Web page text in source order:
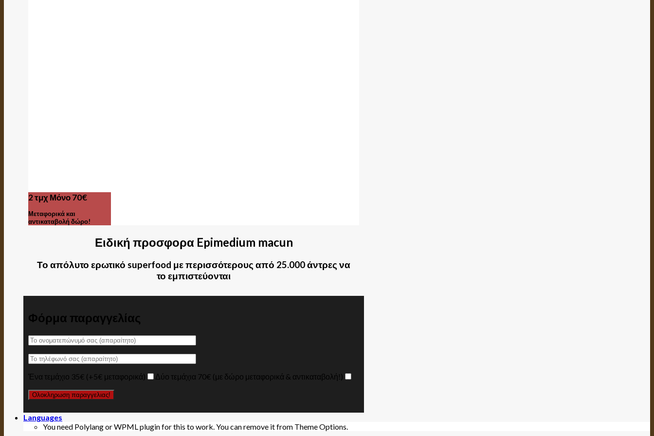
2 τμχ Μόνο 70€
Μεταφορικά και
αντικαταβολή δώρο!
Ειδική προσφορα Epimedium macun
Το απόλυτο ερωτικό superfood με περισσότερους από 25.000 άντρες να
το εμπιστεύονται
Φόρμα παραγγελίας
Ένα τεμάχιο 35€ (+5€ μεταφορικά) Δύο τεμάχια 70€ (με δώρο μεταφορικά & αντικαταβολή!)
Languages
You need Polylang or WPML plugin for this to work. You can remove it from Theme Options.